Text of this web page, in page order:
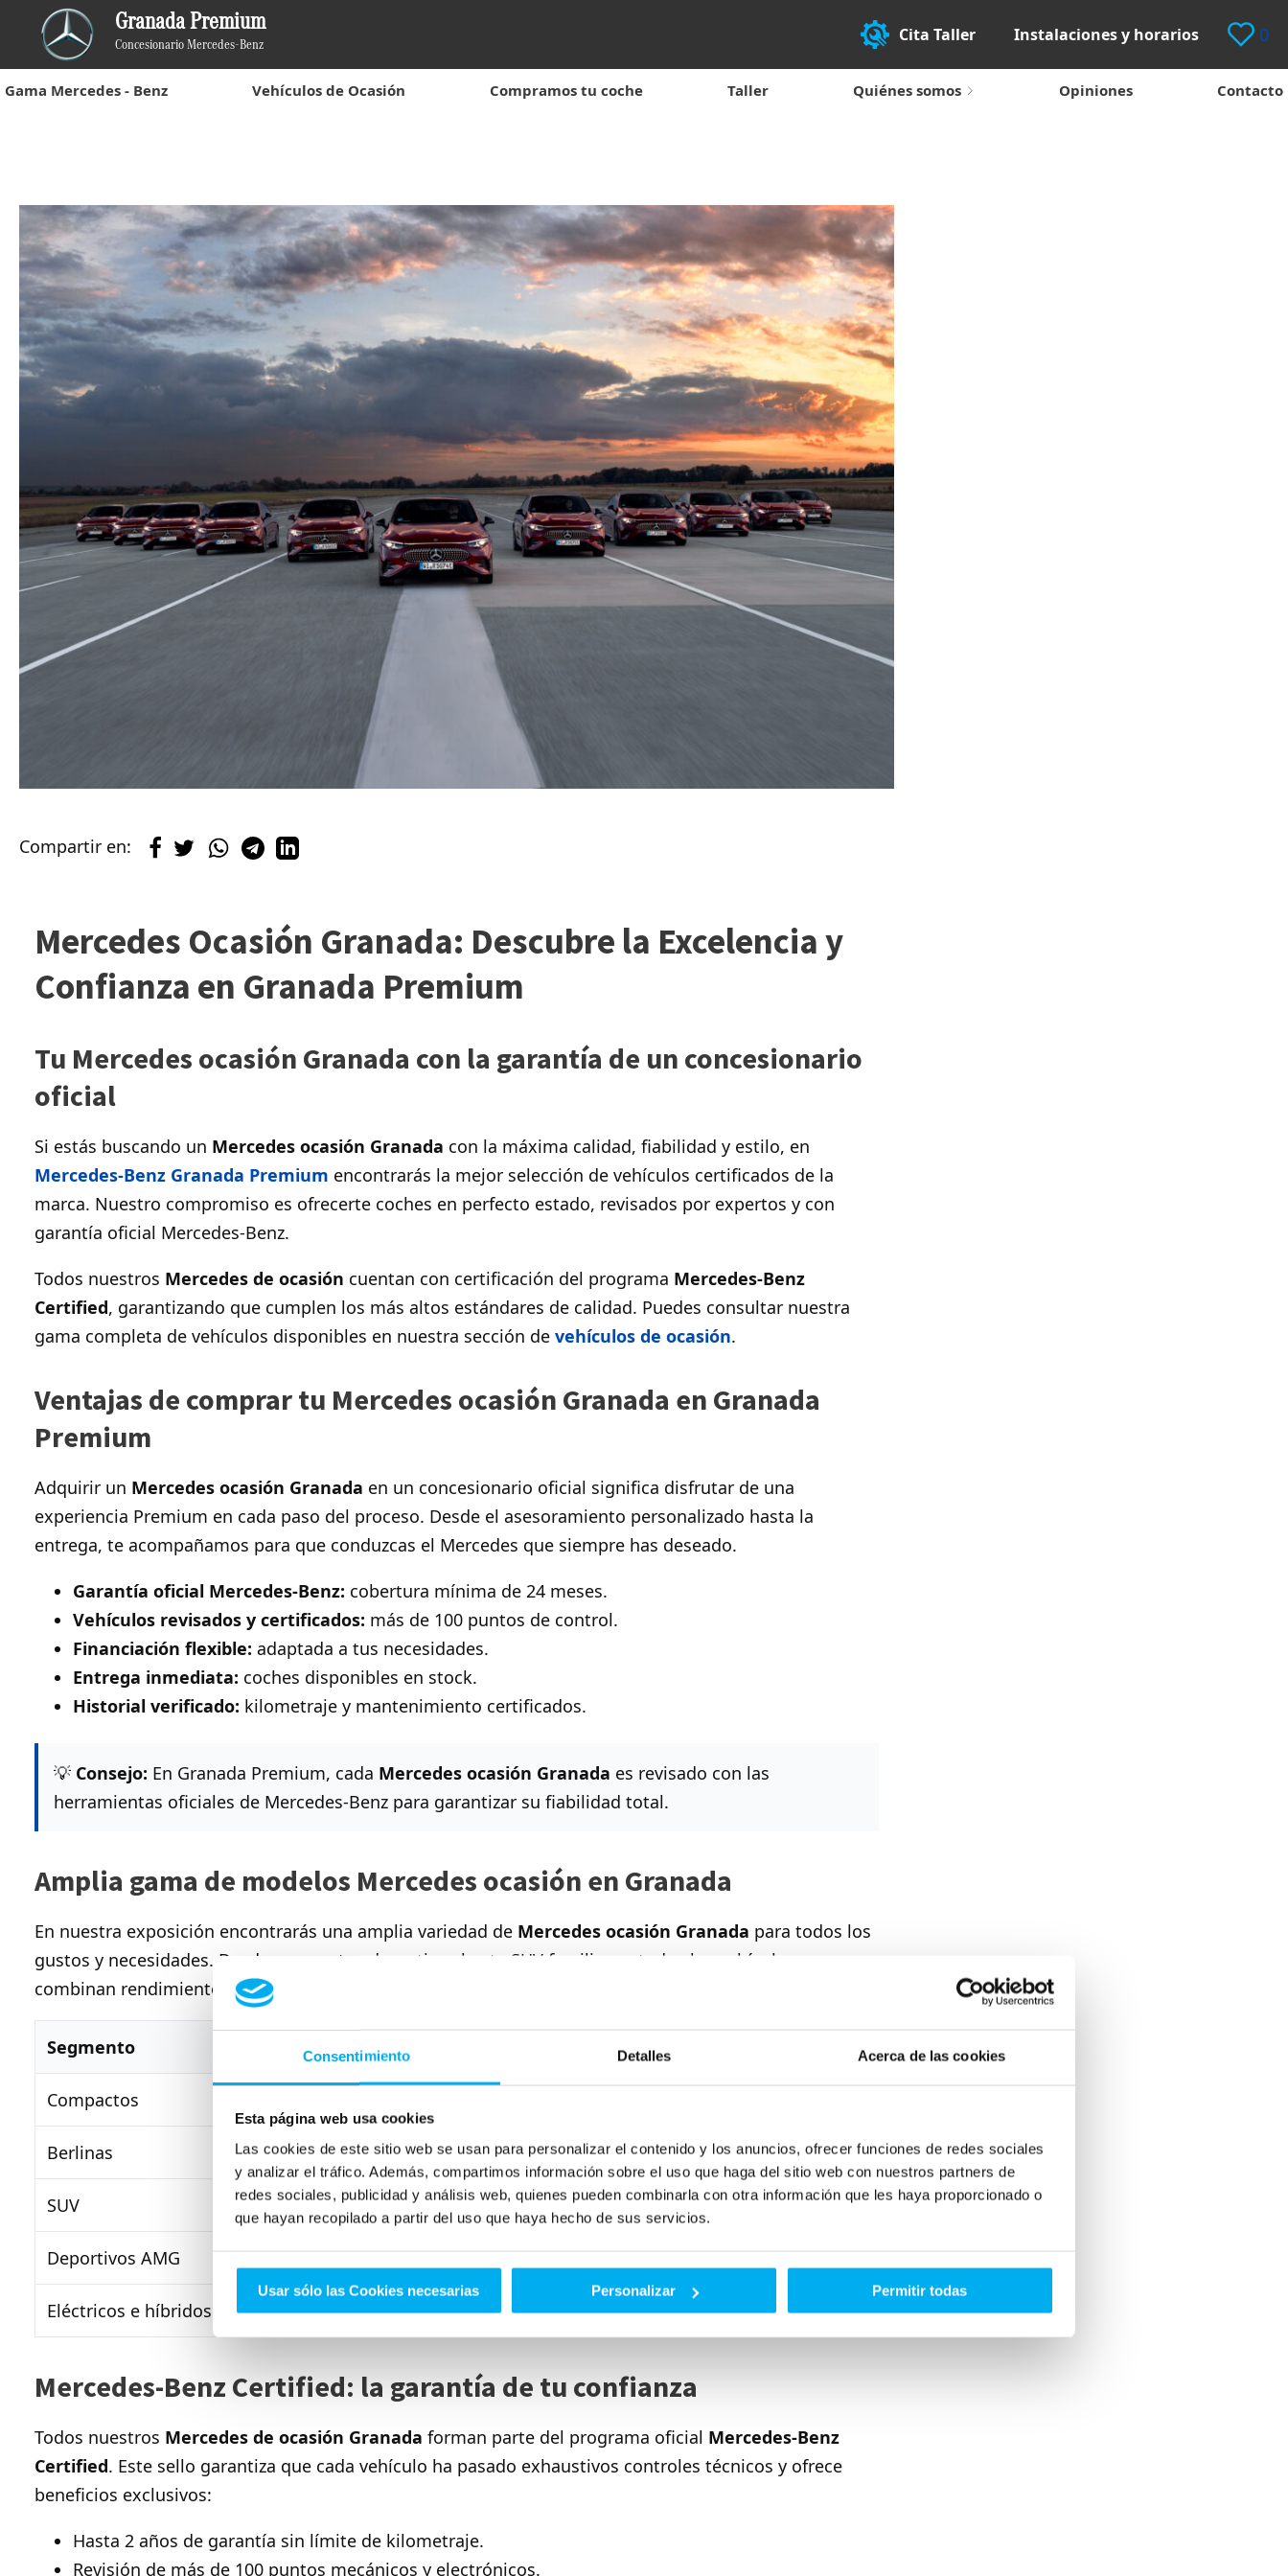
Consentimiento Detalles Acerca de las cookies
Esta página web usa cookies
Las cookies de este sitio web se usan para personalizar el contenido y los anuncios, ofrecer funciones de redes sociales
y analizar el tráfico. Además, compartimos información sobre el uso que haga del sitio web con nuestros partners de
redes sociales, publicidad y análisis web, quienes pueden combinarla con otra información que les haya proporcionado o
que hayan recopilado a partir del uso que haya hecho de sus servicios.
Usar sólo las Cookies necesarias Personalizar Permitir todas
Granada Premium
Concesionario Mercedes-Benz Cita Taller Instalaciones y horarios 0
Gama Mercedes - Benz Vehículos de Ocasión Compramos tu coche Taller Quiénes somos Opiniones Contacto
Compartir en:
Mercedes Ocasión Granada: Descubre la Excelencia y
Confianza en Granada Premium
Tu Mercedes ocasión Granada con la garantía de un concesionario
oficial
Si estás buscando un Mercedes ocasión Granada con la máxima calidad, fiabilidad y estilo, en
Mercedes-Benz Granada Premium encontrarás la mejor selección de vehículos certificados de la
marca. Nuestro compromiso es ofrecerte coches en perfecto estado, revisados por expertos y con
garantía oficial Mercedes-Benz.
Todos nuestros Mercedes de ocasión cuentan con certificación del programa Mercedes-Benz
Certified, garantizando que cumplen los más altos estándares de calidad. Puedes consultar nuestra
gama completa de vehículos disponibles en nuestra sección de vehículos de ocasión.
Ventajas de comprar tu Mercedes ocasión Granada en Granada
Premium
Adquirir un Mercedes ocasión Granada en un concesionario oficial significa disfrutar de una
experiencia Premium en cada paso del proceso. Desde el asesoramiento personalizado hasta la
entrega, te acompañamos para que conduzcas el Mercedes que siempre has deseado.
Garantía oficial Mercedes-Benz: cobertura mínima de 24 meses.
Vehículos revisados y certificados: más de 100 puntos de control.
Financiación flexible: adaptada a tus necesidades.
Entrega inmediata: coches disponibles en stock.
Historial verificado: kilometraje y mantenimiento certificados.
💡 Consejo: En Granada Premium, cada Mercedes ocasión Granada es revisado con las
herramientas oficiales de Mercedes-Benz para garantizar su fiabilidad total.
Amplia gama de modelos Mercedes ocasión en Granada
En nuestra exposición encontrarás una amplia variedad de Mercedes ocasión Granada para todos los
gustos y necesidades. Desde compactos deportivos hasta SUV familiares, todos los vehículos
combinan rendimiento, elegancia y tecnología.
Segmento Modelos disponibles
Compactos
Berlinas Clase C, Clase E Comodidad y elegancia
SUV GLA, GLC, GLE Espacio, tecnología y tracción 4MATIC
Deportivos AMG CLA 35, C43, A45 AMG Adrenalina y diseño exclusivo
Eléctricos e híbridos EQB, EQC, EQA Movilidad sostenible
Mercedes-Benz Certified: la garantía de tu confianza
Todos nuestros Mercedes de ocasión Granada forman parte del programa oficial Mercedes-Benz
Certified. Este sello garantiza que cada vehículo ha pasado exhaustivos controles técnicos y ofrece
beneficios exclusivos:
Hasta 2 años de garantía sin límite de kilometraje.
Revisión de más de 100 puntos mecánicos y electrónicos.